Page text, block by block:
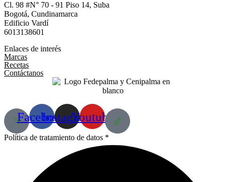
Cl. 98 #N° 70 - 91 Piso 14, Suba
Bogotá, Cundinamarca​
Edificio Vardí​
6013138601
Enlaces de interés
Marcas
Recetas
Contáctanos
FacebookInstagram
Youtube
Política de tratamiento de datos *